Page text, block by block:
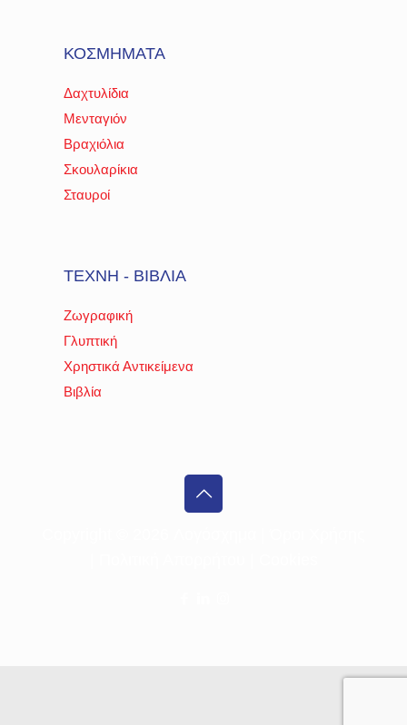
ΚΟΣΜΗΜΑΤΑ
Δαχτυλίδια
Μενταγιόν
Βραχιόλια
Σκουλαρίκια
Σταυροί
ΤΕΧΝΗ - ΒΙΒΛΙΑ
Ζωγραφική
Γλυπτική
Χρηστικά Αντικείμενα
Βιβλία